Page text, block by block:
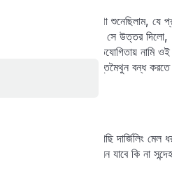
শায়খের মুখে এক ছেলের কথা শুনেছিলাম,
বার আল্লাহকে স্মরণ করো? সে উত্তর দিলো,
আসুন না, আমরাও প্রতিযোগিতায় নামি
দেখা ছাড়তে পারব না হস্তমৈথুন বন্ধ করতে
নয়
জলপাইগুড়ি স্টেশনে বসে আছি দার্জিলিং
হয়েছে, আজ আর ট্রেন যাবে কি না